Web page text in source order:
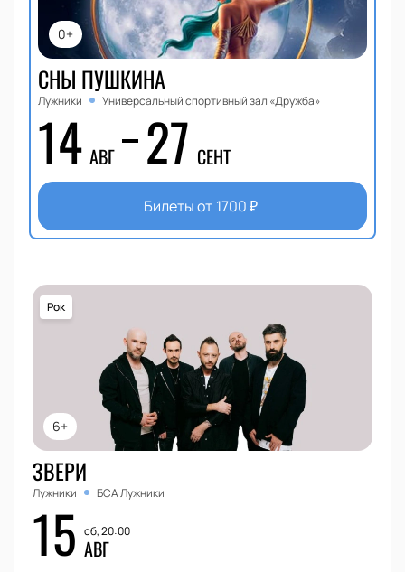
0+
СНЫ ПУШКИНА
Лужники Универсальный спортивный зал «Дружба»
14 АВГ 27 СЕНТ
Билеты от 1700₽
6+
Рок
ЗВЕРИ
Лужники БСА Лужники
15 сб, 20:00
АВГ